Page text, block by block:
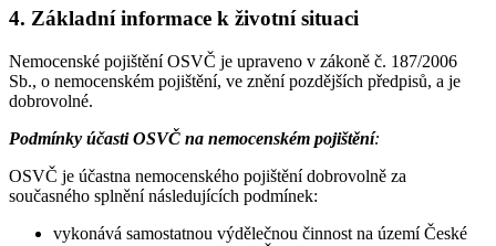
4. Základní informace k životní situaci
Nemocenské pojištění OSVČ je upraveno v zákoně č. 187/2006
Sb., o nemocenském pojištění, ve znění pozdějších předpisů, a je
dobrovolné.
Podmínky účasti OSVČ na nemocenském pojištění:
OSVČ je účastna nemocenského pojištění dobrovolně za
současného splnění následujících podmínek:
vykonává samostatnou výdělečnou činnost na území České